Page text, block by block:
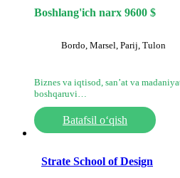
Boshlang'ich narx 9600 $
Bordo, Marsel, Parij, Tulon
Biznes va iqtisod, sanʼat va
boshqaruvi…
Batafsil o‘qish
Strate School of Design